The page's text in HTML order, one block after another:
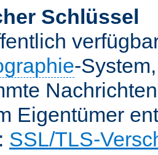
Schlüssel
-
Eigentümer
SSL/TLS-